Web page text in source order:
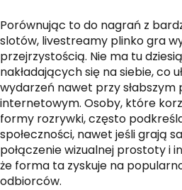
Porównując to do nagrań z
slotów, livestreamy plinko gra
przejrzystością. Nie ma tu
nakładających się na siebie, co
wydarzeń nawet przy słabszym
internetowym. Osoby, które
formy rozrywki, często
społeczności, nawet jeśli grają
połączenie wizualnej prostoty i
że forma ta zyskuje na
odbiorców.